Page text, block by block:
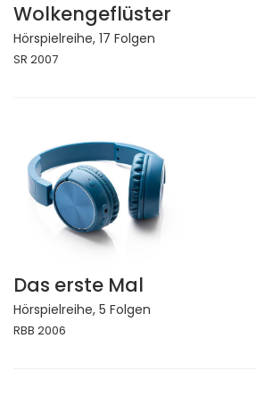
Wolkengeflüster
Hörspielreihe, 17 Folgen
SR 2007
Das erste Mal
Hörspielreihe, 5 Folgen
RBB 2006